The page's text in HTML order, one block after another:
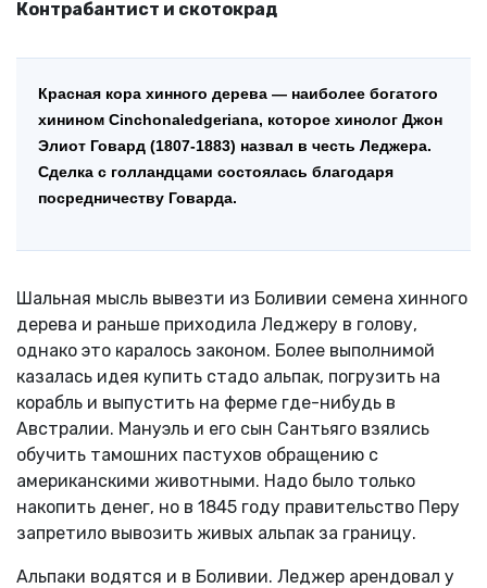
Контрабантист и скотокрад
Красная кора хинного дерева — наиболее богатого
хинином Cinchonaledgeriana, которое хинолог Джон
Элиот Говард (1807-1883) назвал в честь Леджера.
Сделка с голландцами состоялась благодаря
посредничеству Говарда.
Шальная мысль вывезти из Боливии семена хинного
дерева и раньше приходила Леджеру в голову,
однако это каралось законом. Более выполнимой
казалась идея купить стадо альпак, погрузить на
корабль и выпустить на ферме где-нибудь в
Австралии. Мануэль и его сын Сантьяго взялись
обучить тамошних пастухов обращению с
американскими животными. Надо было только
накопить денег, но в 1845 году правительство Перу
запретило вывозить живых альпак за границу.
Альпаки водятся и в Боливии. Леджер арендовал у